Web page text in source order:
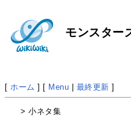
モンスター
[ ホーム ] [ Menu | 最終更新 ]
> 小ネタ集